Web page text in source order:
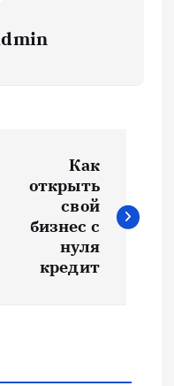
Как
открыть
свой
бизнес с
нуля
кредит